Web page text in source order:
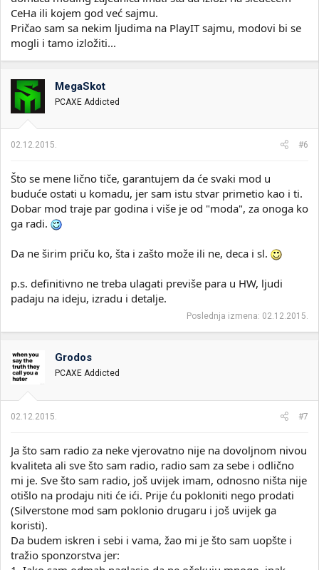
CeHa ili kojem god već sajmu.
Pričao sam sa nekim ljudima na PlayIT sajmu, modovi bi se
mogli i tamo izložiti...
MegaSkot
PCAXE Addicted
02.12.2015. #6
Što se mene lično tiče, garantujem da će svaki mod u
buduće ostati u komadu, jer sam istu stvar primetio kao i ti.
Dobar mod traje par godina i više je od "moda", za onoga ko
ga radi.
Da ne širim priču ko, šta i zašto može ili ne, deca i sl.
p.s. definitivno ne treba ulagati previše para u HW, ljudi
padaju na ideju, izradu i detalje.
Poslednja izmena: 02.12.2015.
Grodos
PCAXE Addicted
02.12.2015. #7
Ja što sam radio za neke vjerovatno nije na dovoljnom nivou
kvaliteta ali sve što sam radio, radio sam za sebe i odlično
mi je. Sve što sam radio, još uvijek imam, odnosno ništa nije
otišlo na prodaju niti će ići. Prije ću pokloniti nego prodati
(Silverstone mod sam poklonio drugaru i još uvijek ga
koristi).
Da budem iskren i sebi i vama, žao mi je što sam uopšte i
tražio sponzorstva jer: